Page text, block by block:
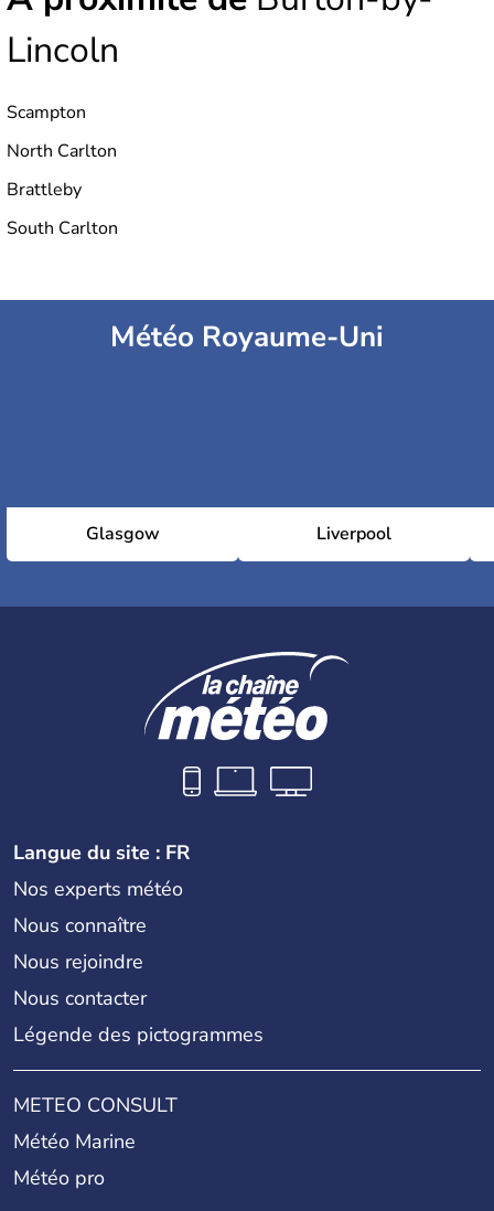
Lincoln
Scampton
North Carlton
Brattleby
South Carlton
Météo Royaume-Uni
Glasgow Liverpool
Langue du site : FR
Nos experts météo
Nous connaître
Nous rejoindre
Nous contacter
Légende des pictogrammes
METEO CONSULT
Météo Marine
Météo pro